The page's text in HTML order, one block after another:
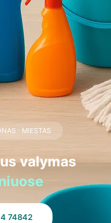
· MIESTAS
valymas
74842